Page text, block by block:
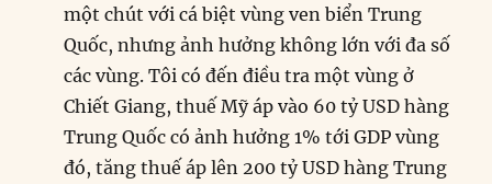
một chút với cá biệt vùng ven biển Trung
Quốc, nhưng ảnh hưởng không lớn với đa số
các vùng. Tôi có đến điều tra một vùng ở
Chiết Giang, thuế Mỹ áp vào 60 tỷ USD hàng
Trung Quốc có ảnh hưởng 1% tới GDP vùng
đó, tăng thuế áp lên 200 tỷ USD hàng Trung